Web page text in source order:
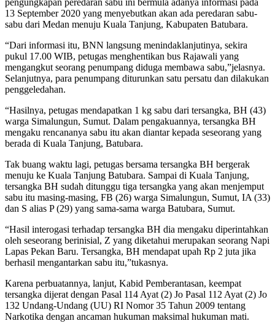
13 September 2020 yang menyebutkan akan ada peredaran sabu-
sabu dari Medan menuju Kuala Tanjung, Kabupaten Batubara.
“Dari informasi itu, BNN langsung menindaklanjutinya, sekira
pukul 17.00 WIB, petugas menghentikan bus Rajawali yang
mengangkut seorang penumpang diduga membawa sabu,”jelasnya.
Selanjutnya, para penumpang diturunkan satu persatu dan dilakukan
penggeledahan.
“Hasilnya, petugas mendapatkan 1 kg sabu dari tersangka, BH (43)
warga Simalungun, Sumut. Dalam pengakuannya, tersangka BH
mengaku rencananya sabu itu akan diantar kepada seseorang yang
berada di Kuala Tanjung, Batubara.
Tak buang waktu lagi, petugas bersama tersangka BH bergerak
menuju ke Kuala Tanjung Batubara. Sampai di Kuala Tanjung,
tersangka BH sudah ditunggu tiga tersangka yang akan menjemput
sabu itu masing-masing, FB (26) warga Simalungun, Sumut, IA (33)
dan S alias P (29) yang sama-sama warga Batubara, Sumut.
“Hasil interogasi terhadap tersangka BH dia mengaku diperintahkan
oleh seseorang berinisial, Z yang diketahui merupakan seorang Napi
Lapas Pekan Baru. Tersangka, BH mendapat upah Rp 2 juta jika
berhasil mengantarkan sabu itu,”tukasnya.
Karena perbuatannya, lanjut, Kabid Pemberantasan, keempat
tersangka dijerat dengan Pasal 114 Ayat (2) Jo Pasal 112 Ayat (2) Jo
132 Undang-Undang (UU) RI Nomor 35 Tahun 2009 tentang
Narkotika dengan ancaman hukuman maksimal hukuman mati.